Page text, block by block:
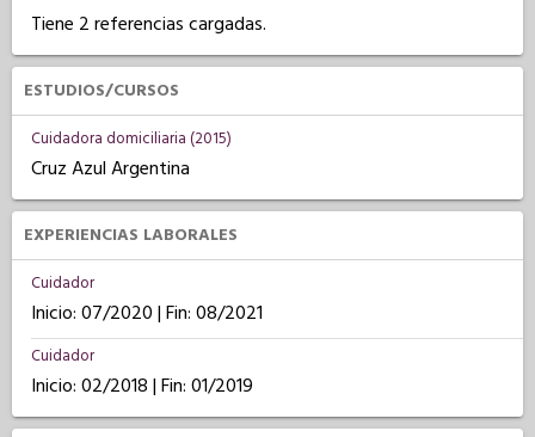
Tiene 2 referencias cargadas.
ESTUDIOS/CURSOS
Cuidadora domiciliaria (2015)
Cruz Azul Argentina
EXPERIENCIAS LABORALES
Cuidador
Inicio: 07/2020 | Fin: 08/2021
Cuidador
Inicio: 02/2018 | Fin: 01/2019